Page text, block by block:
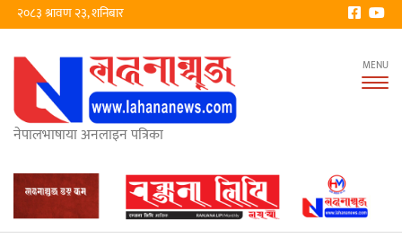
२०८३ श्रावण २३, शनिबार
नेपालभाषाया अनलाइन पत्रिका